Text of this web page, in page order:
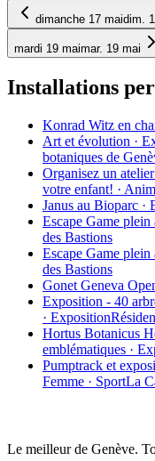
dimanche 17 maidim.
mardi 19 maimar. 19 mai
Installations
Konrad Witz en
Art et évolution ·
botaniques de
Organisez un
votre enfant! ·
Janus au Bioparc ·
Escape Game
des Bastions
Escape Game
des Bastions
Gonet Geneva
Exposition - 40
· Exposition
Hortus Botanicus
emblématiques ·
Pumptrack et
Femme · SportLa
Le meilleur de Genève.